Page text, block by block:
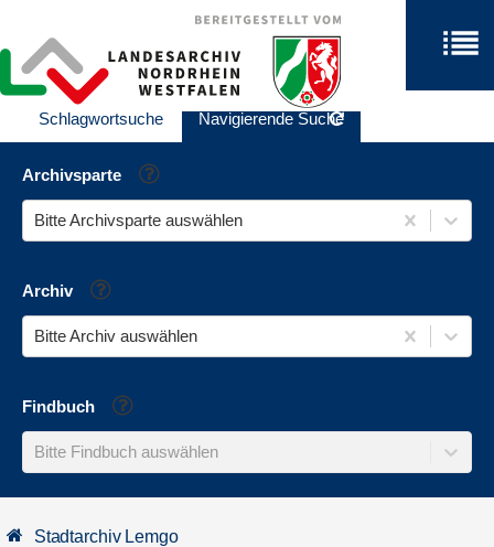
Schlagwortsuche Navigierende Suche
Archivsparte Hilfe
Bitte Archivsparte auswählen
Archiv Hilfe
Bitte Archiv auswählen
Findbuch Hilfe
Bitte Findbuch auswählen
Stadtarchiv Lemgo